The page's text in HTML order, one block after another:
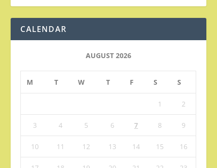
CALENDAR
AUGUST 2026
M T W T F S S
1 2
3 4 5 6 7 8 9
10 11 12 13 14 15 16